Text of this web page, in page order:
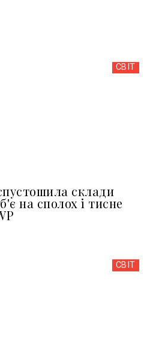
СВІТ
склади
на сполох і тисне
СВІТ